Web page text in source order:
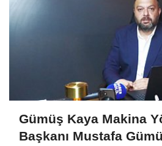
Gümüş Kaya Makina
Başkanı Mustafa